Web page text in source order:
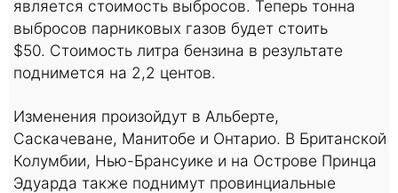
является стоимость выбросов. Теперь тонна
выбросов парниковых газов будет стоить
$50. Стоимость литра бензина в результате
поднимется на 2,2 центов.
Изменения произойдут в Альберте,
Саскачеване, Манитобе и Онтарио. В Британской
Колумбии, Нью-Брансуике и на Острове Принца
Эдуарда также поднимут провинциальные